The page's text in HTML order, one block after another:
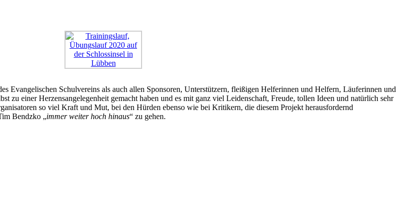
Evangelischen Schulvereins als auch allen Sponsoren, Unterstützern, fleißigen Helferinnen und Helfern, Läuferinnen und
zu einer Herzensangelegenheit gemacht haben und es mit ganz viel Leidenschaft, Freude, tollen Ideen und natürlich sehr
so viel Kraft und Mut, bei den Hürden ebenso wie bei Kritikern, die diesem Projekt herausfordernd
Bendzko „immer weiter hoch hinaus“ zu gehen.